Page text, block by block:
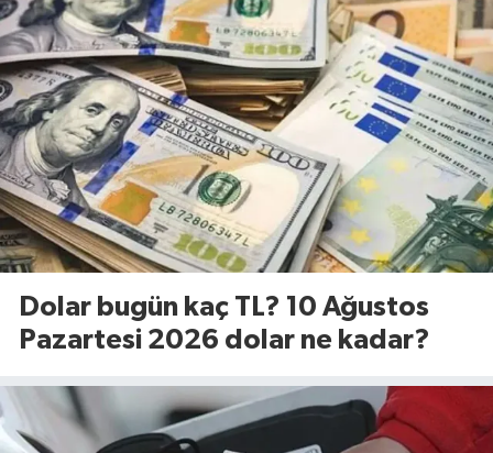
Dolar bugün kaç TL? 10 Ağustos
Pazartesi 2026 dolar ne kadar?